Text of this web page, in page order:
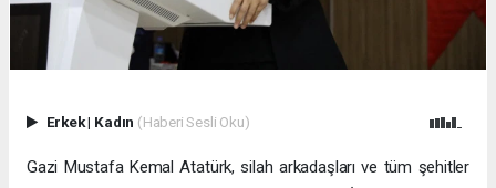
Erkek| Kadın (Haberi Sesli Oku)
Gazi Mustafa Kemal Atatürk, silah arkadaşları ve tüm şehitler